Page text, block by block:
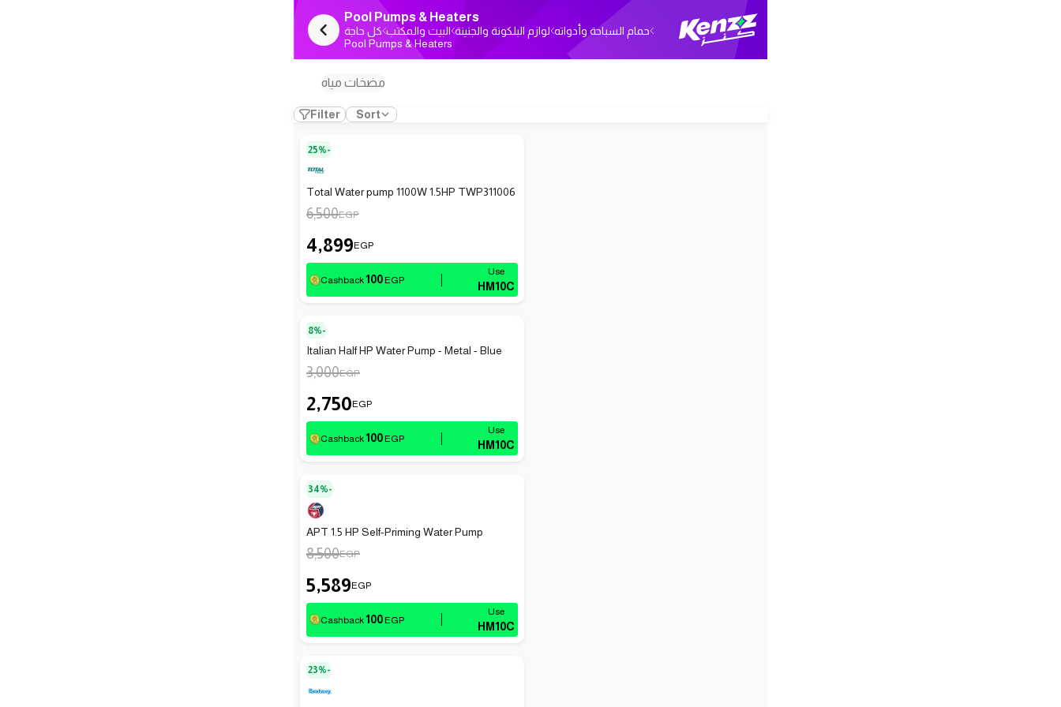
Pool Pumps & Heaters
كل حاجة البيت والمكتب لوازم البلكونة والجنينة حمام السباحة وأدواته
Pool Pumps & Heaters
مضخات مياه
Filter Sort
25%-
Total Water pump 1100W 1.5HP TWP311006
6,500EGP
4,899EGP
Cashback100 EGP HM10C
8%-
Italian Half HP Water Pump - Metal - Blue
3,000EGP
2,750EGP
Cashback100 EGP HM10C
34%-
APT 1.5 HP Self-Priming Water Pump
8,500EGP
5,589EGP
Cashback100 EGP HM10C
23%-